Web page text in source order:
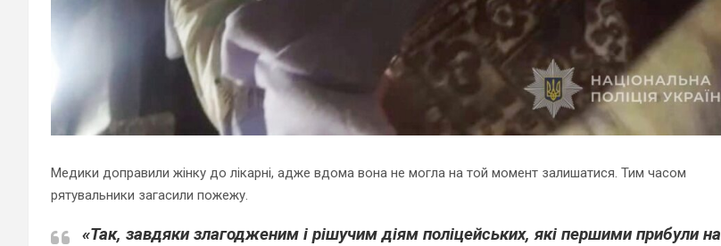
Медики доправили жінку до лікарні, адже вдома вона не могла на той момент залишатися. Тим часом
рятувальники загасили пожежу.
«Так, завдяки злагодженим і рішучим діям поліцейських, які першими прибули на